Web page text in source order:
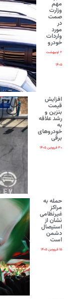
مهم
وزارت
صمت
در
مورد
واردات
خودرو
۲ اردیبهشت
۱۴۰۵
افزایش
قیمت
بنزین و
رشد علاقه
به
خودروهای
برقی
۳۰ فروردین ۱۴۰۵
حمله به
مراکز
غیرنظامی
نشان از
استیصال
دشمن
است
۱۵ فروردین ۱۴۰۵